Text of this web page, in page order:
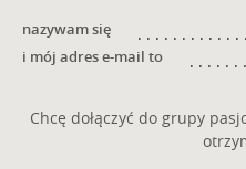
nazywam się
i mój adres e-mail to
Chcę dołączyć do grupy